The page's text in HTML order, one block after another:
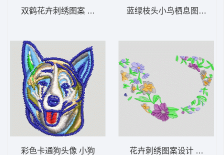
双鹤花卉刺绣图案 丹顶鹤仙鹤鸟吉祥
彩色卡通狗头像 小狗
蓝绿枝头小鸟栖息图 鸟语
花卉刺绣图案设计 简单花